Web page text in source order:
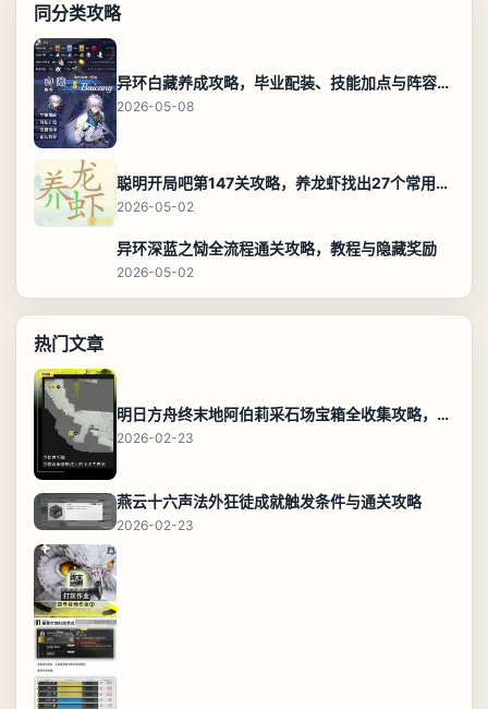
同分类攻略
异环白藏养成攻略，毕业配装、技能加点与阵容搭配保姆级解析
2026-05-08
聪明开局吧第147关攻略，养龙虾找出27个常用字通关答案
2026-05-02
异环深蓝之恸全流程通关攻略，教程与隐藏奖励
2026-05-02
热门文章
明日方舟终末地阿伯莉采石场宝箱全收集攻略，全点位分布图与路线
2026-02-23
燕云十六声法外狂徒成就触发条件与通关攻略
2026-02-23